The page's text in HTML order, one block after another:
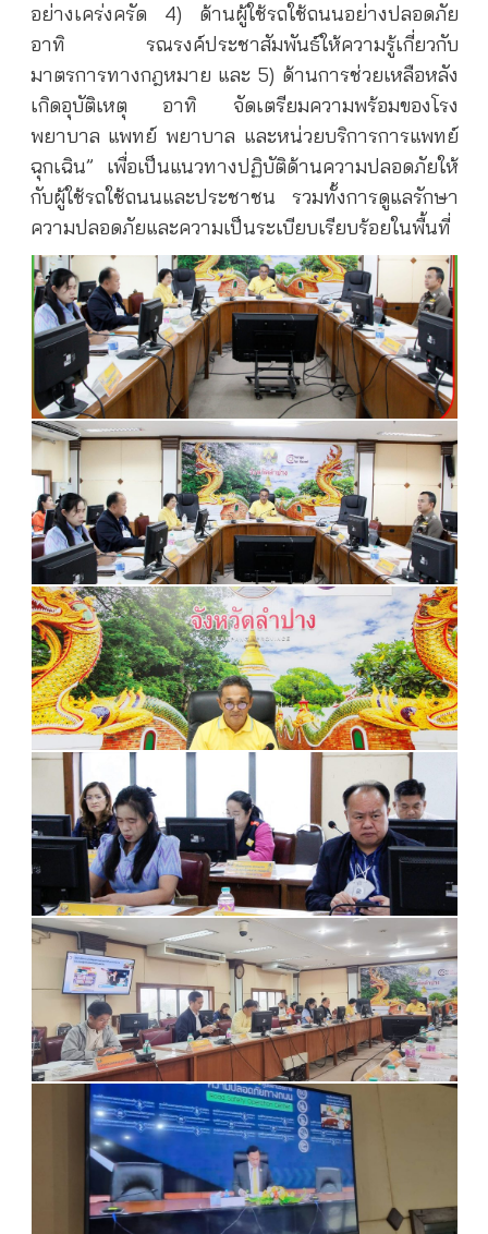
อย่างเคร่งครัด 4) ด้านผู้ใช้รถใช้ถนนอย่างปลอดภัย
อาทิ รณรงค์ประชาสัมพันธ์ให้ความรู้เกี่ยวกับ
มาตรการทางกฎหมาย และ 5) ด้านการช่วยเหลือหลัง
เกิดอุบัติเหตุ อาทิ จัดเตรียมความพร้อมของโรง
พยาบาล แพทย์ พยาบาล และหน่วยบริการการแพทย์
ฉุกเฉิน” เพื่อเป็นแนวทางปฏิบัติด้านความปลอดภัยให้
กับผู้ใช้รถใช้ถนนและประชาชน รวมทั้งการดูแลรักษา
ความปลอดภัยและความเป็นระเบียบเรียบร้อยในพื้นที่